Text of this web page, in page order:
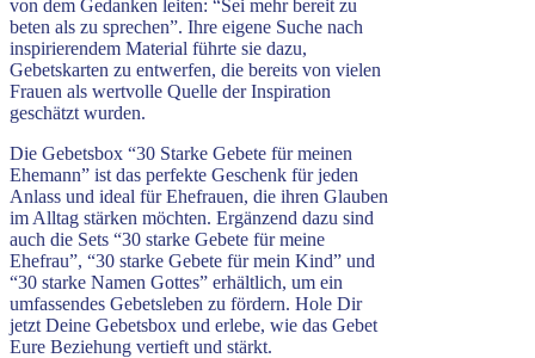
von dem Gedanken leiten: “Sei mehr bereit zu
beten als zu sprechen”. Ihre eigene Suche nach
inspirierendem Material führte sie dazu,
Gebetskarten zu entwerfen, die bereits von vielen
Frauen als wertvolle Quelle der Inspiration
geschätzt wurden.
Die Gebetsbox “30 Starke Gebete für meinen
Ehemann” ist das perfekte Geschenk für jeden
Anlass und ideal für Ehefrauen, die ihren Glauben
im Alltag stärken möchten. Ergänzend dazu sind
auch die Sets “30 starke Gebete für meine
Ehefrau”, “30 starke Gebete für mein Kind” und
“30 starke Namen Gottes” erhältlich, um ein
umfassendes Gebetsleben zu fördern. Hole Dir
jetzt Deine Gebetsbox und erlebe, wie das Gebet
Eure Beziehung vertieft und stärkt.